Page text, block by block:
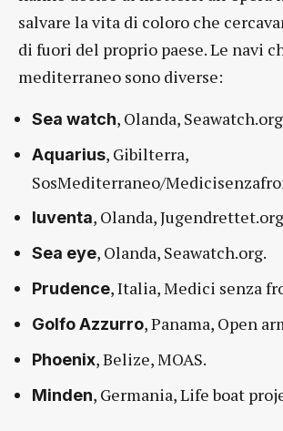
salvare la vita di coloro che
di fuori del proprio paese. Le navi
mediterraneo sono diverse:
Sea watch, Olanda,
Aquarius, Gibilterra,
SosMediterraneo/
Iuventa, Olanda,
Sea eye, Olanda, Seawatch.org.
Prudence, Italia, Medici senza
Golfo Azzurro, Panama, Open
Phoenix, Belize, MOAS.
Minden, Germania, Life boat